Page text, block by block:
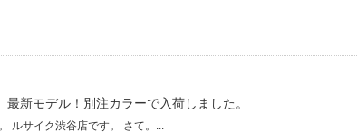
最新モデル！別注カラーで入荷しました。
ルサイク渋谷店です。 さて。...